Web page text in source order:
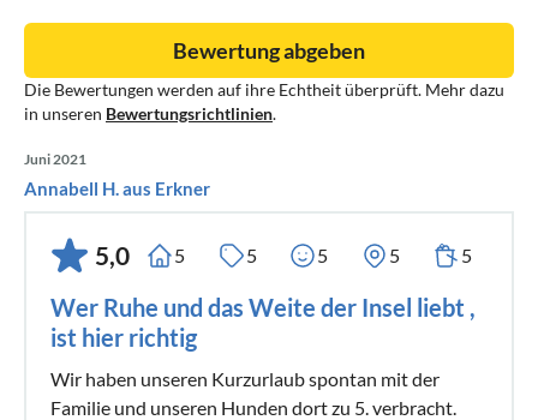
Die Bewertungen werden auf ihre Echtheit überprüft. Mehr dazu
in unseren Bewertungsrichtlinien.
Bewertung abgeben
Juni 2021
Annabell H. aus Erkner
5,0 5 5 5 5 5
Wer Ruhe und das Weite der Insel liebt ,
ist hier richtig
Wir haben unseren Kurzurlaub spontan mit der
Familie und unseren Hunden dort zu 5. verbracht.